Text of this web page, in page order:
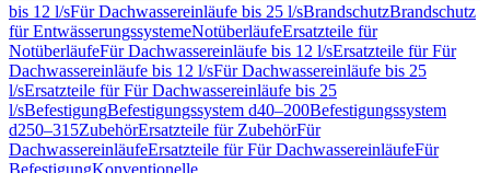
bis 12 l/sFür Dachwassereinläufe bis 25 l/sBrandschutzBrandschutz
für EntwässerungssystemeNotüberläufeErsatzteile für
NotüberläufeFür Dachwassereinläufe bis 12 l/sErsatzteile für Für
Dachwassereinläufe bis 12 l/sFür Dachwassereinläufe bis 25
l/sErsatzteile für Für Dachwassereinläufe bis 25
l/sBefestigungBefestigungssystem d40–200Befestigungssystem
d250–315ZubehörErsatzteile für ZubehörFür
DachwassereinläufeErsatzteile für Für DachwassereinläufeFür
BefestigungKonventionelle